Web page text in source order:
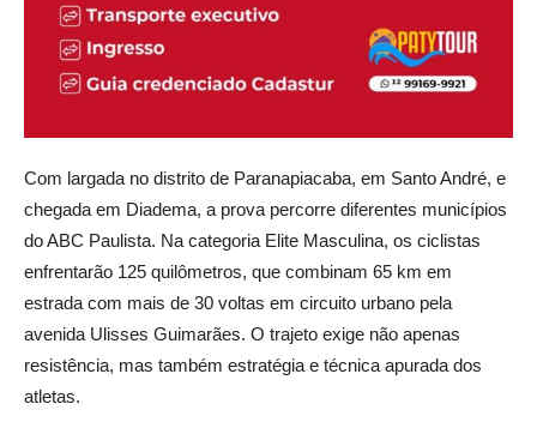
Com largada no distrito de Paranapiacaba, em Santo André, e
chegada em Diadema, a prova percorre diferentes municípios
do ABC Paulista. Na categoria Elite Masculina, os ciclistas
enfrentarão 125 quilômetros, que combinam 65 km em
estrada com mais de 30 voltas em circuito urbano pela
avenida Ulisses Guimarães. O trajeto exige não apenas
resistência, mas também estratégia e técnica apurada dos
atletas.